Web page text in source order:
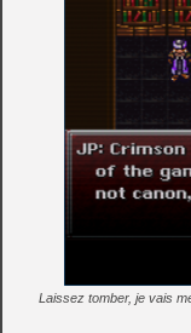
Laissez tomber, je vais